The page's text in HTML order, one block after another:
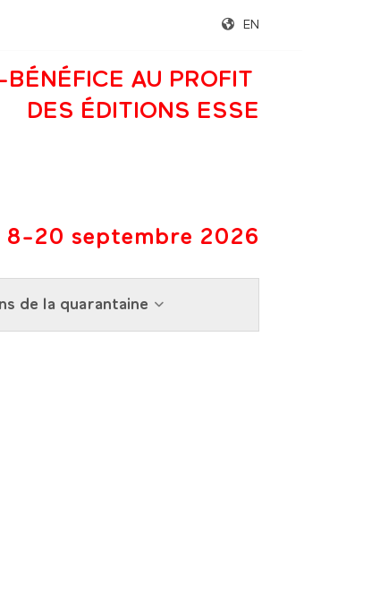
EN
AU PROFIT
DES ÉDITIONS ESSE
8-20 septembre 2026
de la quarantaine